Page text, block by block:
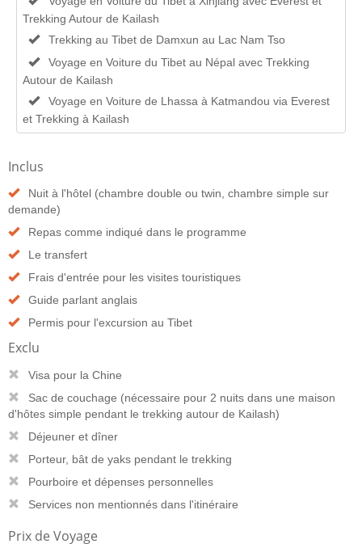
Trekking Autour de Kailash
Trekking au Tibet de Damxun au Lac Nam Tso
Voyage en Voiture du Tibet au Népal avec Trekking
Autour de Kailash
Voyage en Voiture de Lhassa à Katmandou via Everest
et Trekking à Kailash
Inclus
Nuit à l'hôtel (chambre double ou twin, chambre simple sur
demande)
Repas comme indiqué dans le programme
Le transfert
Frais d'entrée pour les visites touristiques
Guide parlant anglais
Permis pour l'excursion au Tibet
Exclu
Visa pour la Chine
Sac de couchage (nécessaire pour 2 nuits dans une maison
d'hôtes simple pendant le trekking autour de Kailash)
Déjeuner et dîner
Porteur, bât de yaks pendant le trekking
Pourboire et dépenses personnelles
Services non mentionnés dans l'itinéraire
Prix de Voyage